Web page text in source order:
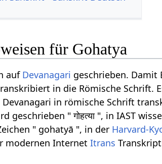
für Gohatya
auf Devanagari geschrieben. Damit
in die Römische Schrift.
in römische Schrift
geschrieben " गोहत्या ", in IAST
" gohatyā ", in der Harvard-
modernen InternetItrans